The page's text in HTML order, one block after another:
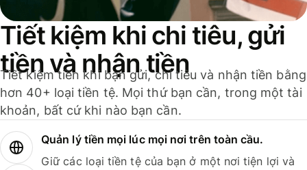
Tiết kiệm khi chi tiêu, gửi
tiền và nhận tiền
Tiết kiệm tiền khi bạn gửi, chi tiêu và nhận tiền bằng
hơn 40+ loại tiền tệ. Mọi thứ bạn cần, trong một tài
khoản, bất cứ khi nào bạn cần.
Quản lý tiền mọi lúc mọi nơi trên toàn cầu.
Giữ các loại tiền tệ của bạn ở một nơi tiện lợi và